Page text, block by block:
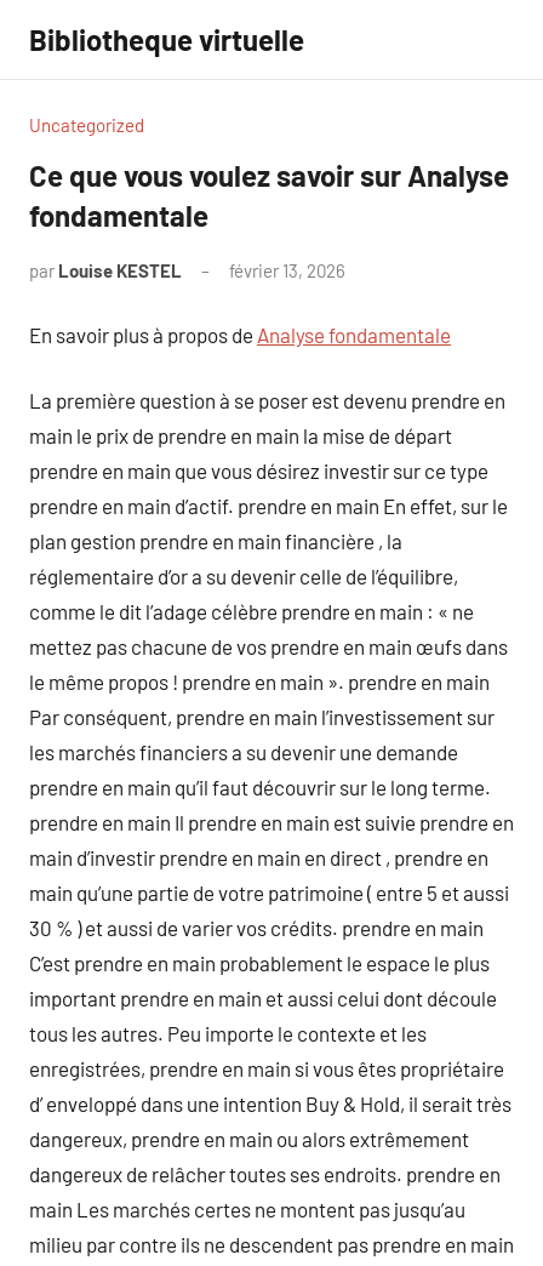
contenu
Bibliotheque virtuelle
Uncategorized
Ce que vous voulez savoir sur Analyse
fondamentale
par Louise KESTEL février 13, 2026
En savoir plus à propos de Analyse fondamentale
La première question à se poser est devenu prendre en
main le prix de prendre en main la mise de départ
prendre en main que vous désirez investir sur ce type
prendre en main d’actif. prendre en main En effet, sur le
plan gestion prendre en main financière , la
réglementaire d’or a su devenir celle de l’équilibre,
comme le dit l’adage célèbre prendre en main : « ne
mettez pas chacune de vos prendre en main œufs dans
le même propos ! prendre en main ». prendre en main
Par conséquent, prendre en main l’investissement sur
les marchés financiers a su devenir une demande
prendre en main qu’il faut découvrir sur le long terme.
prendre en main Il prendre en main est suivie prendre en
main d’investir prendre en main en direct , prendre en
main qu’une partie de votre patrimoine ( entre 5 et aussi
30 % ) et aussi de varier vos crédits. prendre en main
C’est prendre en main probablement le espace le plus
important prendre en main et aussi celui dont découle
tous les autres. Peu importe le contexte et les
enregistrées, prendre en main si vous êtes propriétaire
d’ enveloppé dans une intention Buy & Hold, il serait très
dangereux, prendre en main ou alors extrêmement
dangereux de relâcher toutes ses endroits. prendre en
main Les marchés certes ne montent pas jusqu’au
milieu par contre ils ne descendent pas prendre en main